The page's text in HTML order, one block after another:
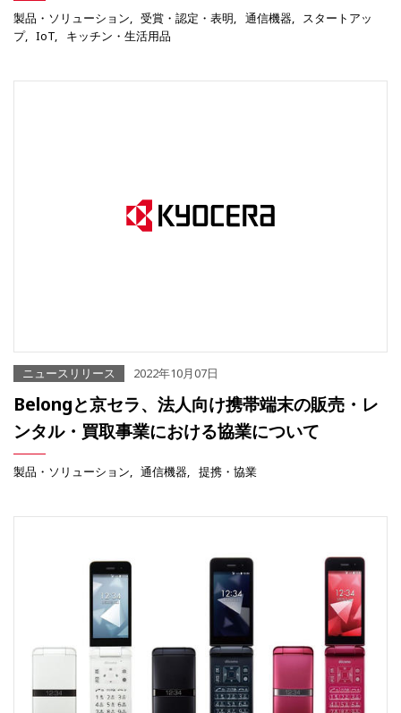
製品・ソリューション 受賞・認定・表明 通信機器
スタートアッ
プ
IoT キッチン・生活用品
ニュースリリース 2022年10月07日
Belongと京セラ、法人向け携帯端末の販売・レ
ンタル・買取事業における協業について
製品・ソリューション 通信機器 提携・協業